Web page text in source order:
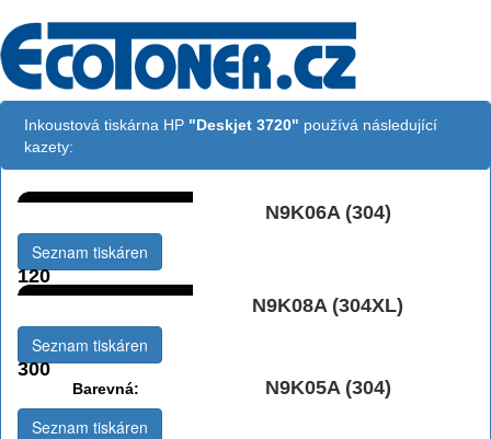
Inkoustová tiskárna HP "Deskjet 3720" používá následující
kazety:
N9K06A (304)
120
Seznam tiskáren
N9K08A (304XL)
300
Seznam tiskáren
Barevná: N9K05A (304)
Seznam tiskáren